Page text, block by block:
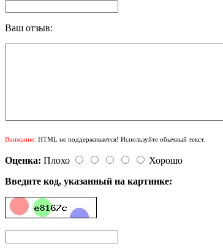
Ваш отзыв:
Внимание: HTML не поддерживается! Используйте обычный текст.
Оценка: Плохо
Хорошо
Введите код, указанный на картинке: